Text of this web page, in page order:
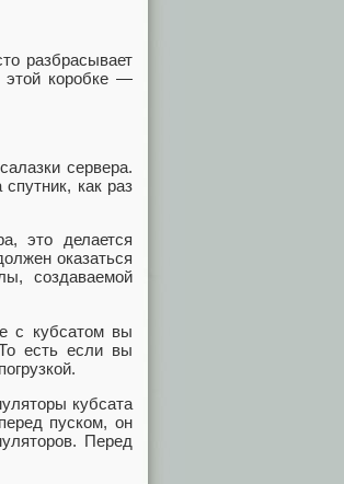
разбрасывает
этой коробке —
сервера.
как раз
это делается
оказаться
создаваемой
с кубсатом вы
есть если вы
кубсата
пуском, он
Перед